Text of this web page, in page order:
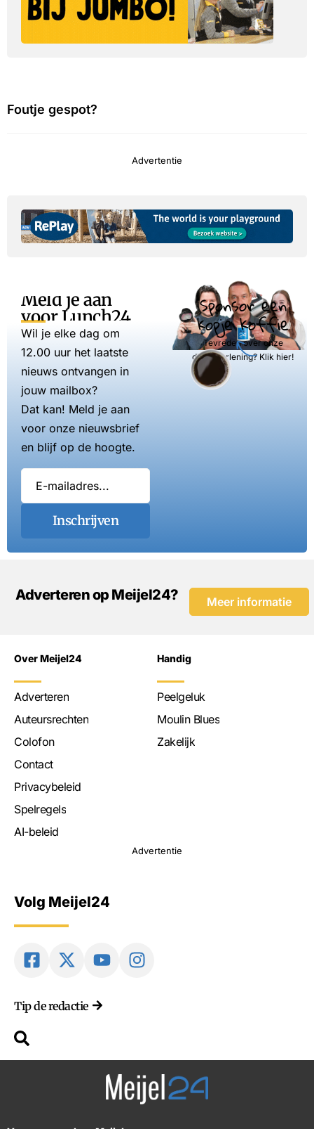
Foutje gespot?
Advertentie
Meld je aan
voor Lunch24
Wil je elke dag om
12.00 uur het laatste
nieuws ontvangen in
jouw mailbox?
Dat kan! Meld je aan
voor onze nieuwsbrief
en blijf op de hoogte.
Inschrijven
Sponsor een
kopje koffie
Tevreden over onze
dienstverlening? Klik hier!
Adverteren op Meijel24? Meer informatie
Over Meijel24
Adverteren
Auteursrechten
Colofon
Contact
Privacybeleid
Spelregels
AI-beleid
Handig
Peelgeluk
Moulin Blues
Zakelijk
Advertentie
Volg Meijel24
Tip de redactie